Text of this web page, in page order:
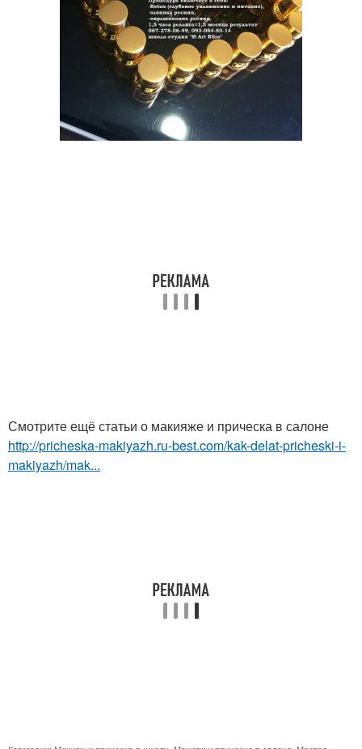
Смотрите ещё статьи о макияже и прическа в салоне
http://pricheska-makiyazh.ru-best.com/kak-delat-pricheski-i-
makiyazh/mak...